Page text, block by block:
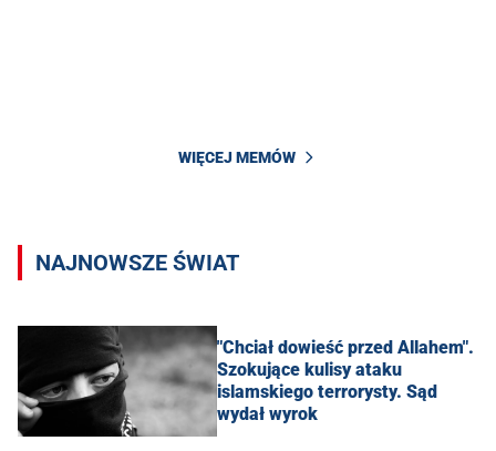
WIĘCEJ MEMÓW
NAJNOWSZE ŚWIAT
"Chciał dowieść przed Allahem".
Szokujące kulisy ataku
islamskiego terrorysty. Sąd
wydał wyrok